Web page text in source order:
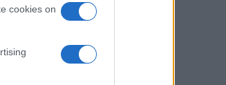
cookies on